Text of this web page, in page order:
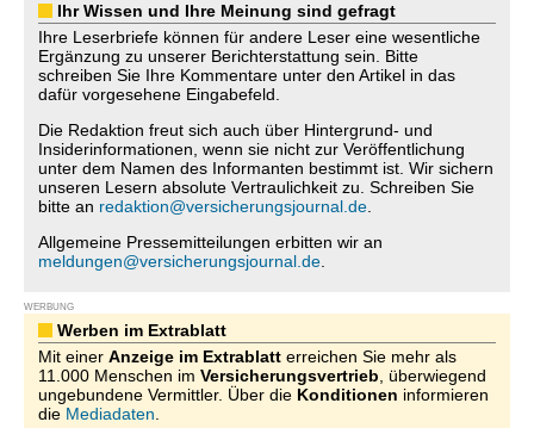
Ihr Wissen und Ihre Meinung sind gefragt
Ihre Leserbriefe können für andere Leser eine wesentliche
Ergänzung zu unserer Berichterstattung sein. Bitte
schreiben Sie Ihre Kommentare unter den Artikel in das
dafür vorgesehene Eingabefeld.
Die Redaktion freut sich auch über Hintergrund- und
Insiderinformationen, wenn sie nicht zur Veröffentlichung
unter dem Namen des Informanten bestimmt ist. Wir sichern
unseren Lesern absolute Vertraulichkeit zu. Schreiben Sie
bitte an redaktion@versicherungsjournal.de
Allgemeine Pressemitteilungen erbitten wir an
meldungen@versicherungsjournal.de
WERBUNG
Werben im Extrablatt
Mit einer Anzeige im Extrablatt erreichen Sie mehr als
11.000 Menschen im Versicherungsvertrieb , überwiegend
ungebundene Vermittler. Über die Konditionen informieren
die Mediadaten